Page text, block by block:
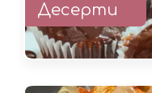
Десерти